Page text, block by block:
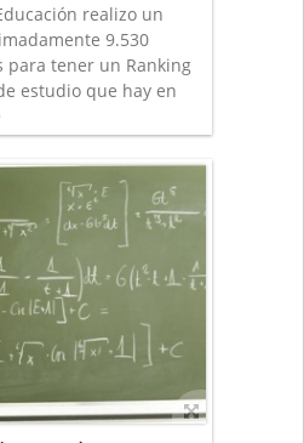
realizo un
9.530
para tener un Ranking
estudio que hay en